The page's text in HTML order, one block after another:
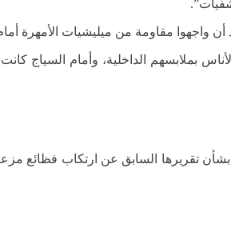
واجهوا مقاومة من ميليشيات الأمهرة
كانت على مقربة من سور مدرسة، كانت هناك 20 جثة ملقاة على الأرض لأناس
بشأن تقريرها السابق عن ارتكاب فظائع